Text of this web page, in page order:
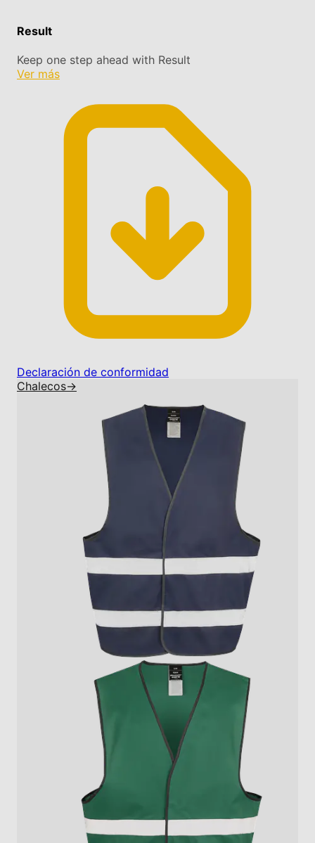
Result
Keep one step ahead with Result
Ver más
Declaración de conformidad
Chalecos→